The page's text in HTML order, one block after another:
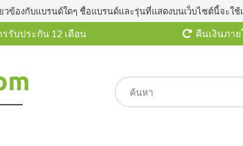
วข้องกับแบรนด์ใดๆ ชื่อแบรนด์และรุ่นที่แสดงบนเว็บไซต์นี้จะ
รรับประกัน 12 เดือน คืนเงินภา